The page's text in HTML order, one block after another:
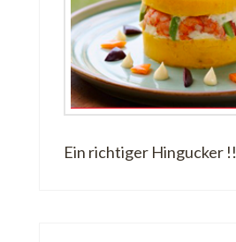
Ein richtiger Hingucker !!